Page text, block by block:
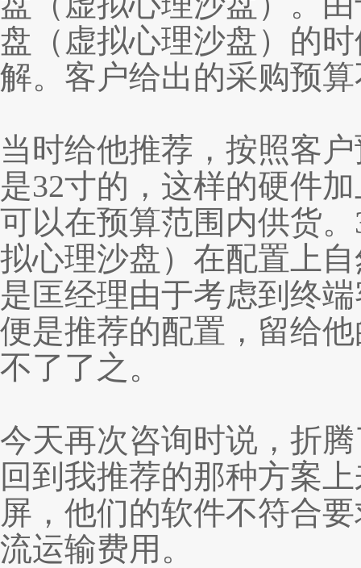
盘 （虚拟心理沙盘） 的
解。客户给出的采购预
当时给他推荐，按照客
是32寸的，这样的硬件
可以在预算范围内供货
拟心理沙盘） 在配置上
是匡经理由于考虑到终
便是推荐的配置，留给
不了了之。
今天再次咨询时说，折
回到我推荐的那种方案
屏，他们的软件不符合
流运输费用。